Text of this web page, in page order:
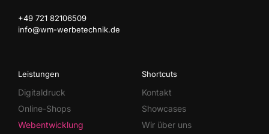
+49 721 82106509
info@wm-werbetechnik.de
Leistungen
Digitaldruck
Online-Shops
Webentwicklung
Shortcuts
Kontakt
Showcases
Wir über uns